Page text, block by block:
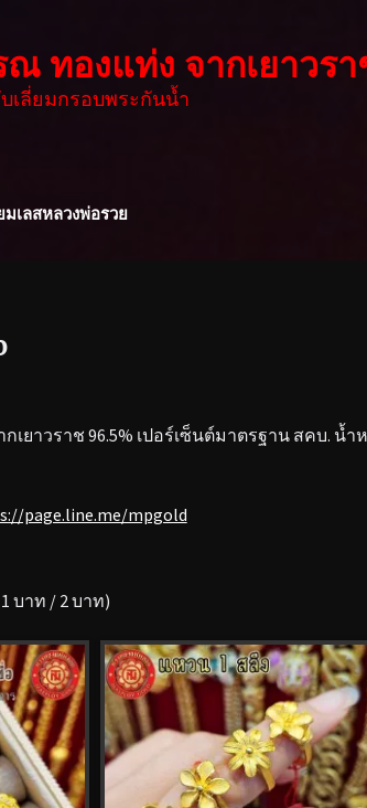
ทองแท่ง จากเยาวร
เลี่ยมกรอบพระกันน้ำ
มเลสหลวงพ่อรวย
าวราช 96.5% เปอร์เซ็นต์มาตรฐาน สคบ. น้ำ
page.line.me/mpgold
บาท / 2 บาท)